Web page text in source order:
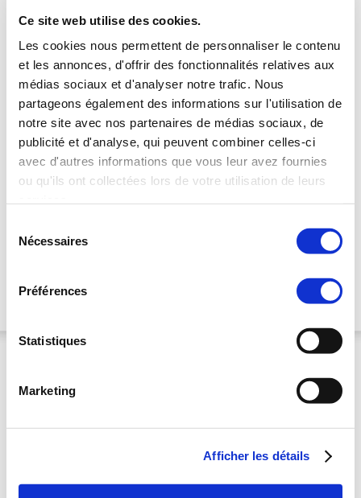
Ce site web utilise des cookies.
Les cookies nous permettent de personnaliser le contenu
et les annonces, d'offrir des fonctionnalités relatives aux
médias sociaux et d'analyser notre trafic. Nous
partageons également des informations sur l'utilisation de
notre site avec nos partenaires de médias sociaux, de
publicité et d'analyse, qui peuvent combiner celles-ci
avec d'autres informations que vous leur avez fournies
ou qu'ils ont collectées lors de votre utilisation de leurs
Nécessaires
Préférences
Statistiques
Marketing
Afficher les détails
du 01/05/26 au 22/08/26
Forfaits 1 Nuit :
Une nuit pour savourer la douceur de la Côte d’Opale
1 Nuit en chambre double
• 1 Verre de Bienvenue
• Sauna
1 diner 4 plats avec Entrée, Plat, Fromage et Dessert
• 1 Petit déjeuner
1 nuit à partir de
1 Nuit en chambre double
1 diner 4 plats avec Entrée, Plat, Fromage et Dessert
206 €/pers
Note : 9.4/10
Manoir de Beauvoir